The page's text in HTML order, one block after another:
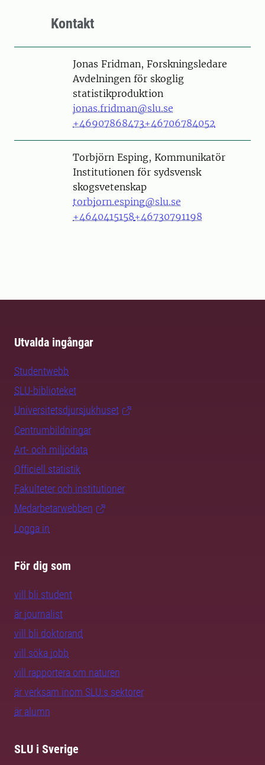
Kontakt
PersonJonas Fridman, Forskningsledare
Avdelningen för skoglig
statistikproduktion
jonas.fridman@slu.se
+46907868473+46706784052
PersonTorbjörn Esping, Kommunikatör
Institutionen för sydsvensk
skogsvetenskap
torbjorn.esping@slu.se
+4640415158+46730791198
Utvalda ingångar
Studentwebb
SLU-biblioteket
Universitetsdjursjukhuset
Centrumbildningar
Art- och miljödata
Officiell statistik
Fakulteter och institutioner
Medarbetarwebben
Logga in
För dig som
vill bli student
är journalist
vill bli doktorand
vill söka jobb
vill rapportera om naturen
är verksam inom SLU:s sektorer
är alumn
SLU i Sverige